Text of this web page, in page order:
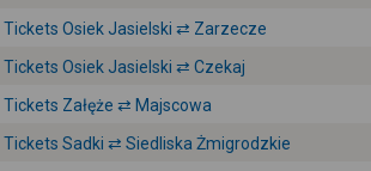
Tickets Osiek Jasielski ⇄ Zarzecze
Tickets Osiek Jasielski ⇄ Czekaj
Tickets Załęże ⇄ Majscowa
Tickets Sadki ⇄ Siedliska Żmigrodzkie